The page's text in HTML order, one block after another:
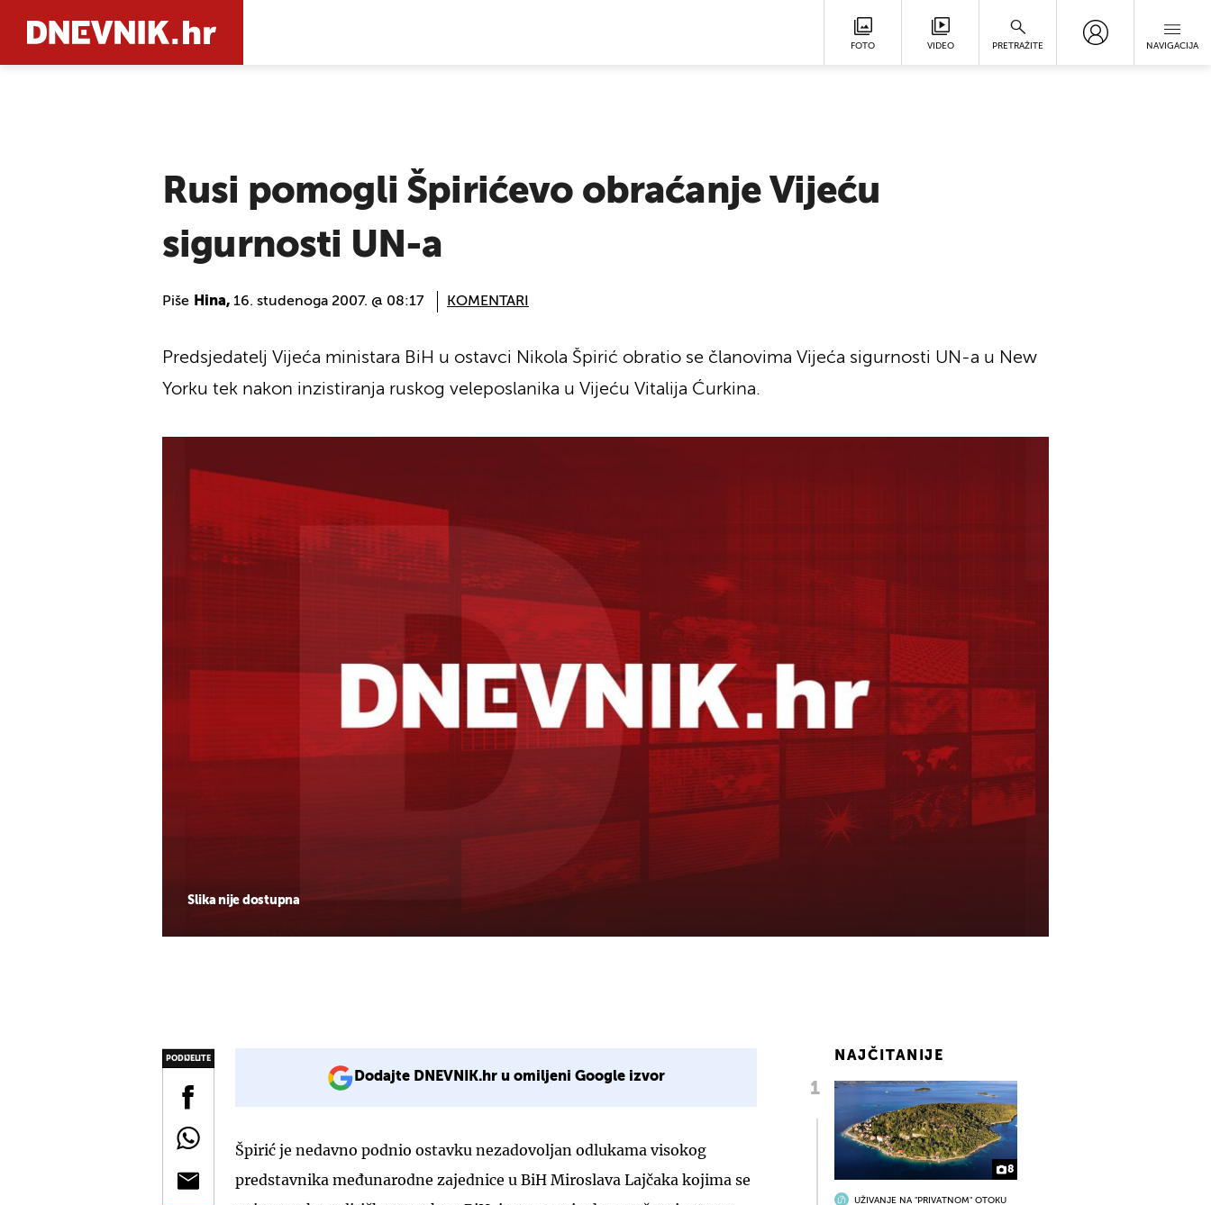
FOTO VIDEO PRETRAŽITE NAVIGACIJA
Rusi pomogli Špirićevo obraćanje Vijeću
sigurnosti UN-a
Piše Hina, 16. studenoga 2007. @ 08:17 KOMENTARI
Slika nije dostupna
Predsjedatelj Vijeća ministara BiH u ostavci Nikola Špirić obratio se članovima Vijeća sigurnosti UN-a u New
Yorku tek nakon inzistiranja ruskog veleposlanika u Vijeću Vitalija Ćurkina.
PODIJELITE
Dodajte DNEVNIK.hr u omiljeni Google izvor
Špirić je nedavno podnio ostavku nezadovoljan odlukama visokog
predstavnika međunarodne zajednice u BiH Miroslava Lajčaka kojima se
NAJČITANIJE
8
UŽIVANJE NA "PRIVATNOM" OTOKU